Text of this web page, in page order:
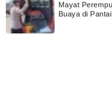
Mayat
Buaya di